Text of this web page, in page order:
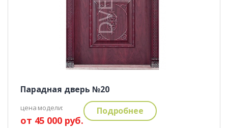
Парадная дверь №20
цена модели:
от 45 000 руб.
Подробнее